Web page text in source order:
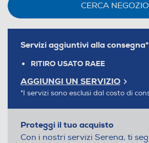
CERCA NEGOZIO
Servizi aggiuntivi alla consegna*
RITIRO USATO RAEE
AGGIUNGI UN SERVIZIO
*I servizi sono esclusi dal costo di
Proteggi il tuo acquisto
Con i nostri servizi Serena, ti